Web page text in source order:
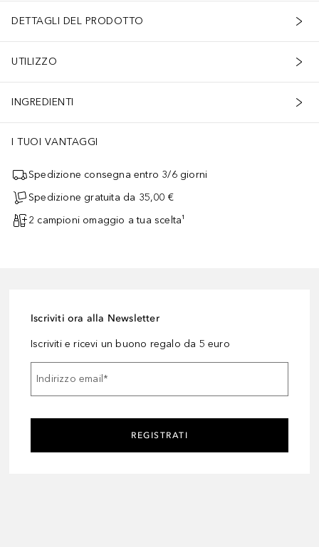
DETTAGLI DEL PRODOTTO
UTILIZZO
INGREDIENTI
I TUOI VANTAGGI
Spedizione consegna entro 3/6 giorni
Spedizione gratuita da 35,00 €
2 campioni omaggio a tua scelta¹
Iscriviti ora alla Newsletter
Iscriviti e ricevi un buono regalo da 5 euro
Indirizzo email*
REGISTRATI